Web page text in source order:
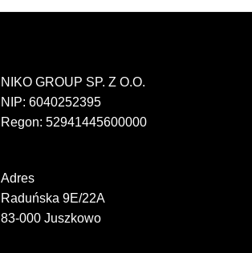
NIKO GROUP SP. Z O.O.
NIP: 6040252395
Regon: 52941445600000
Adres
Raduńska 9E/22A
83-000 Juszkowo